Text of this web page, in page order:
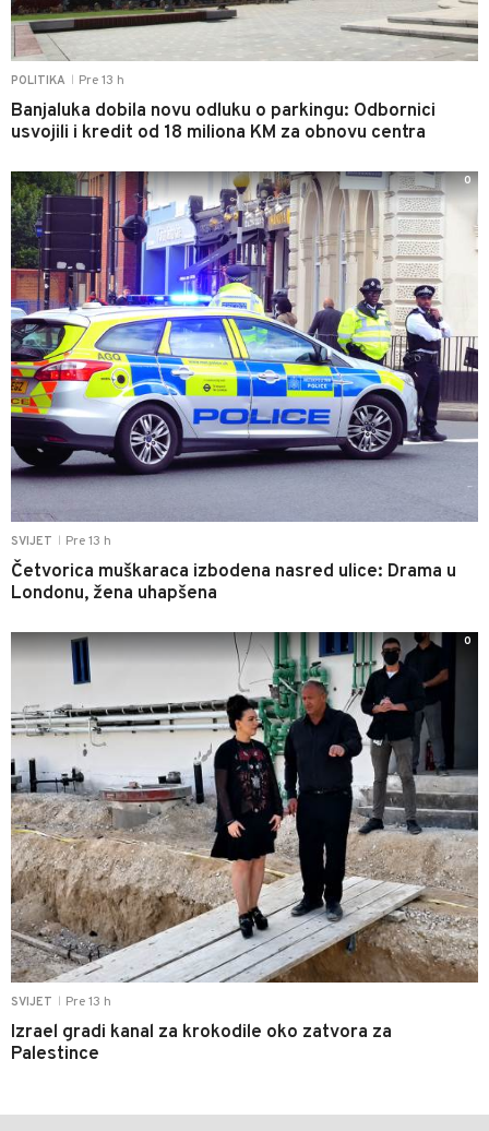
POLITIKA Pre 13 h
Banjaluka dobila novu odluku o parkingu: Odbornici
usvojili i kredit od 18 miliona KM za obnovu centra
SVIJET Pre 13 h
Četvorica muškaraca izbodena nasred ulice: Drama u
Londonu, žena uhapšena
0
SVIJET Pre 13 h
Izrael gradi kanal za krokodile oko zatvora za
Palestince
0